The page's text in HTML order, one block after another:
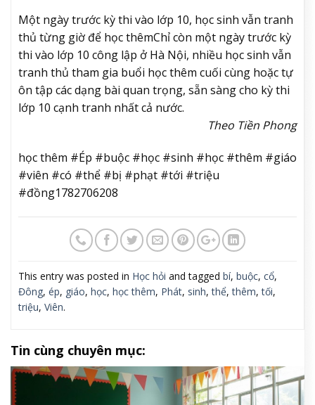
Một ngày trước kỳ thi vào lớp 10, học sinh vẫn tranh
thủ từng giờ để học thêmChỉ còn một ngày trước kỳ
thi vào lớp 10 công lập ở Hà Nội, nhiều học sinh vẫn
tranh thủ tham gia buổi học thêm cuối cùng hoặc tự
ôn tập các dạng bài quan trọng, sẵn sàng cho kỳ thi
lớp 10 cạnh tranh nhất cả nước.
Theo Tiền Phong
học thêm #Ép #buộc #học #sinh #học #thêm #giáo
#viên #có #thể #bị #phạt #tới #triệu
#đồng1782706208
This entry was posted in Học hỏi and tagged bí, buộc, cổ,
Đông, ép, giáo, học, học thêm, Phát, sinh,thể,thêm,tối,
triệu, Viên.
Tin cùng chuyên mục: